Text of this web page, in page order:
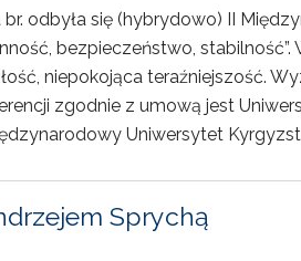
br. odbyła się (hybrydowo) II
bezpieczeństwo,
niepokojąca teraźniejszość.
zgodnie z umową jest
Uniwersytet
Sprychą